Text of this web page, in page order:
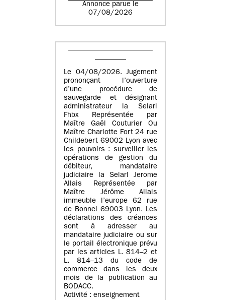
Annonce parue le
07/08/2026
Le 04/08/2026. Jugement
prononçant l’ouverture
d’une procédure de
sauvegarde et désignant
administrateur la Selarl
Fhbx Représentée par
Maître Gaël Couturier Ou
Maître Charlotte Fort 24 rue
Childebert 69002 Lyon avec
les pouvoirs : surveiller les
opérations de gestion du
débiteur, mandataire
judiciaire la Selarl Jerome
Allais Représentée par
Maître Jérôme Allais
immeuble l’europe 62 rue
de Bonnel 69003 Lyon. Les
déclarations des créances
sont à adresser au
mandataire judiciaire ou sur
le portail électronique prévu
par les articles L. 814–2 et
L. 814–13 du code de
commerce dans les deux
mois de la publication au
BODACC.
Activité : enseignement